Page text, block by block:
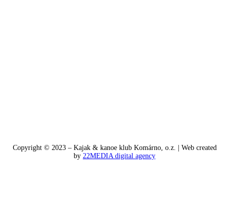
Copyright © 2023 – Kajak & kanoe klub Komárno, o.z. | Web created
by 22MEDIA digital agency